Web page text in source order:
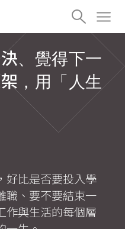
、覺得下一
，用「人生
好比是否要投入學
職、要不要結束一
作與生活的每個層